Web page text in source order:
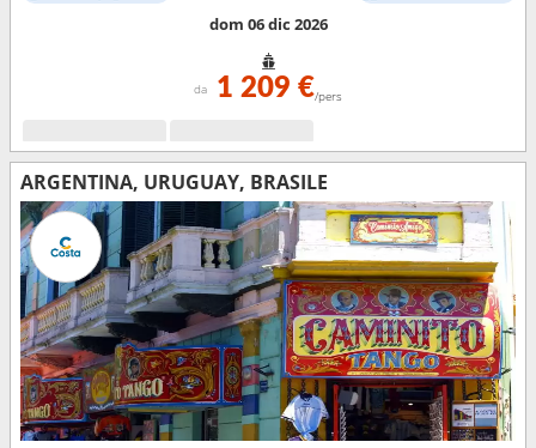
dom 06 dic 2026
da 1 209 €/pers
ARGENTINA, URUGUAY, BRASILE